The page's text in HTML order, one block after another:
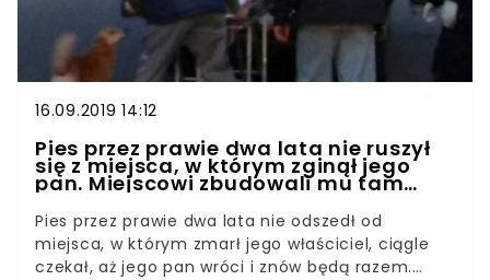
16.09.2019 14:12
Pies przez prawie dwa lata nie ruszył
się z miejsca, w którym zginął jego
pan. Miejscowi zbudowali mu tam
domek
Pies przez prawie dwa lata nie odszedł od
miejsca, w którym zmarł jego właściciel, ciągle
czekał, aż jego pan wróci i znów będą razem.